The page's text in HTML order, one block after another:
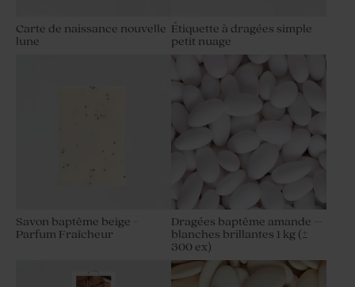
Carte de naissance nouvelle
lune
Étiquette à dragées simple
petit nuage
Savon baptême beige -
Parfum Fraîcheur
Dragées baptême amande –
blanches brillantes 1 kg (±
300 ex)